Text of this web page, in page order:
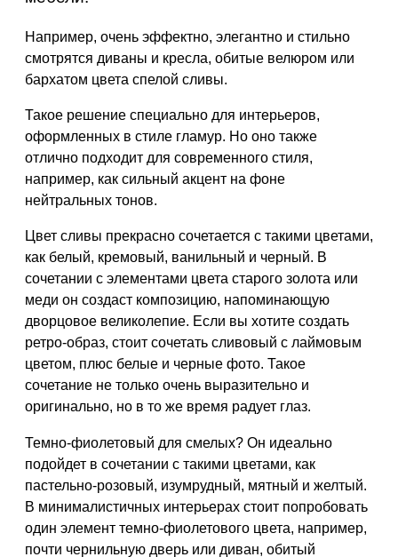
Например, очень эффектно, элегантно и стильно
смотрятся диваны и кресла, обитые велюром или
бархатом цвета спелой сливы.
Такое решение специально для интерьеров,
оформленных в стиле гламур. Но оно также
отлично подходит для современного стиля,
например, как сильный акцент на фоне
нейтральных тонов.
Цвет сливы прекрасно сочетается с такими цветами,
как белый, кремовый, ванильный и черный. В
сочетании с элементами цвета старого золота или
меди он создаст композицию, напоминающую
дворцовое великолепие. Если вы хотите создать
ретро-образ, стоит сочетать сливовый с лаймовым
цветом, плюс белые и черные фото. Такое
сочетание не только очень выразительно и
оригинально, но в то же время радует глаз.
Темно-фиолетовый для смелых? Он идеально
подойдет в сочетании с такими цветами, как
пастельно-розовый, изумрудный, мятный и желтый.
В минималистичных интерьерах стоит попробовать
один элемент темно-фиолетового цвета, например,
почти чернильную дверь или диван, обитый